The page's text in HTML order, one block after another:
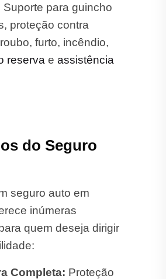
para guincho
proteção contra
furto, incêndio,
reserva e assistência
do Seguro
seguro auto em
inúmeras
quem deseja dirigir
Completa: Proteção